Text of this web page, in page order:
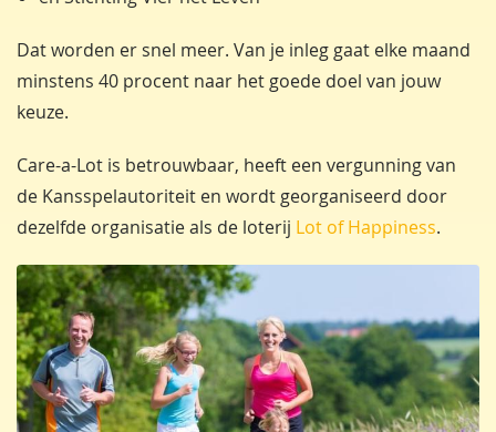
Dat worden er snel meer. Van je inleg gaat elke maand
minstens 40 procent naar het goede doel van jouw
keuze.
Care-a-Lot is betrouwbaar, heeft een vergunning van
de Kansspelautoriteit en wordt georganiseerd door
dezelfde organisatie als de loterij Lot of Happiness.